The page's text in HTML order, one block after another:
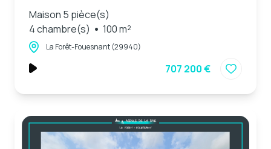
Maison 5 pièce(s)
4 chambre(s)
100 m²
La Forêt-Fouesnant (29940)
707 200 €